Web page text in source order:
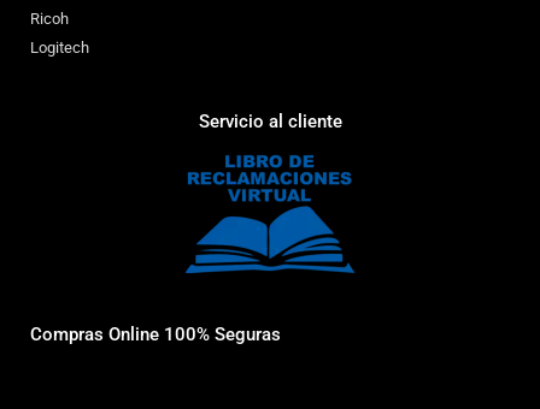
Ricoh
Logitech
Servicio al cliente
Compras Online 100% Seguras